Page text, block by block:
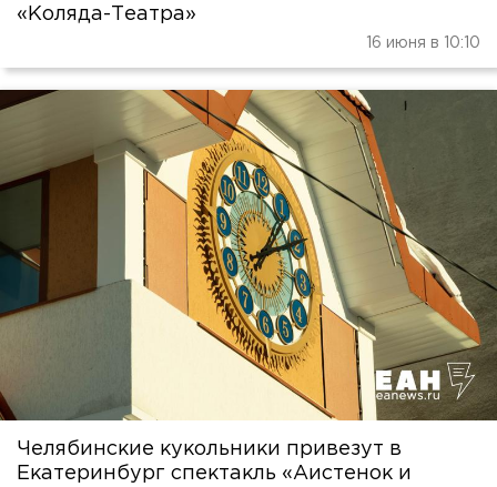
«Коляда-Театра»
16 июня в 10:10
Челябинские кукольники привезут в
Екатеринбург спектакль «Аистенок и